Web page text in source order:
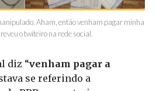
Aham, então venham pagar minha
o twiteiro na rede social.
diz “venham pagar a
se referindo a